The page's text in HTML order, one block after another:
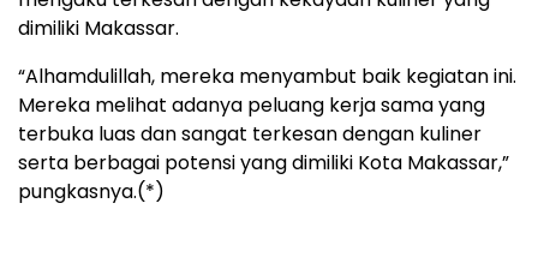
dimiliki Makassar.
“Alhamdulillah, mereka menyambut baik kegiatan ini.
Mereka melihat adanya peluang kerja sama yang
terbuka luas dan sangat terkesan dengan kuliner
serta berbagai potensi yang dimiliki Kota Makassar,”
pungkasnya.(*)